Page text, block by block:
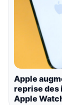
Apple
reprise des
Apple